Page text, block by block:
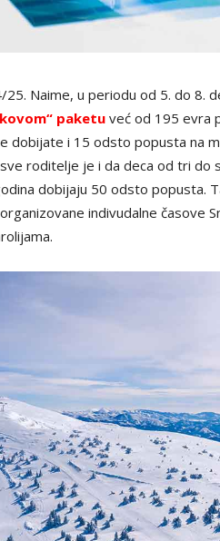
Naime, u periodu od 5. do 8.
paketu već od 195 evra
dobijate i 15 odsto popusta na
roditelje je i da deca od tri do
dobijaju 50 odsto popusta.
indivudalne časove